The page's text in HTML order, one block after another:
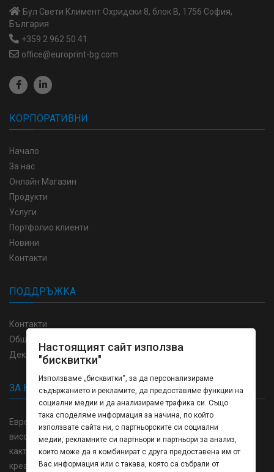
Бул Свети Климент Охридски 8, блок В, 1756 София,
България
+359 2 962 50 41
office@europrint-bg.com
КОРПОРАТИВНИ
Начало
За нас
Онлайн Магазин
Продукти
Услуги
Портфолио клиенти
Новини
Контакти
ПОДДРЪЖКА
Контакти
Общи условия
Декларация за поверителност
ЗА НАС
Европринт България отпечатване и изработка пълна гама
висококачествени продукти в областта на полиграфията,
както и напълно затворен цикъл на производство от
креативната концепция до готовото изделие.
Настоящият сайт използва
"бисквитки"
Използваме „бисквитки“, за да персонализираме
съдържанието и рекламите, да предоставяме функции на
социални медии и да анализираме трафика си. Също
така споделяме информация за начина, по който
използвате сайта ни, с партньорските си социални
медии, рекламните си партньори и партньори за анализ,
които може да я комбинират с друга предоставена им от
Вас информация или с такава, която са събрали от